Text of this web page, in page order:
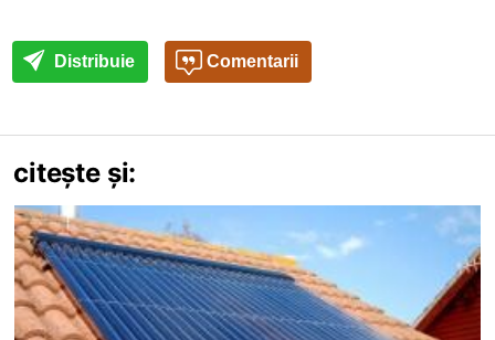
Distribuie Comentarii
citește și: